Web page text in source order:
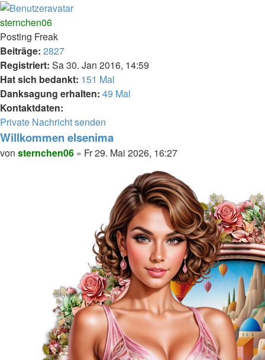
sternchen06
Posting Freak
Beiträge: 2827
Registriert: Sa 30. Jan 2016, 14:59
Hat sich bedankt: 151 Mal
Danksagung erhalten: 49 Mal
Kontaktdaten:
Kontaktdaten
von
sternchen06
Private Nachricht senden
Willkommen elsenima
Zitieren
Beitrag
von sternchen06 » Fr 29. Mai 2026, 16:27